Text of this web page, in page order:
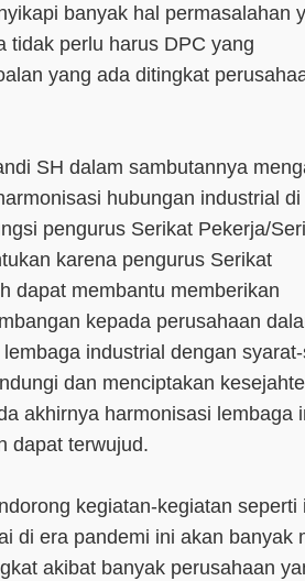
banyak hal permasalahan
tidak perlu harus DPC yang
yang ada ditingkat
SH dalam sambutannya
hubungan industrial
pengurus Serikat Pekerja/
karena pengurus Serikat
dapat membantu memberikan
kepada perusahaan
industrial dengan
dan menciptakan
akhirnya harmonisasi lembaga
dapat terwujud.
kegiatan-kegiatan seperti
di era pandemi ini akan banyak
akibat banyak perusahaan